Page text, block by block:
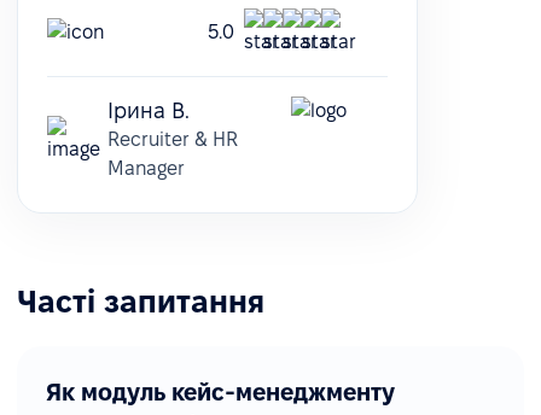
5.0
Ірина В.
Recruiter & HR
Manager
Часті запитання
Як модуль кейс-менеджменту